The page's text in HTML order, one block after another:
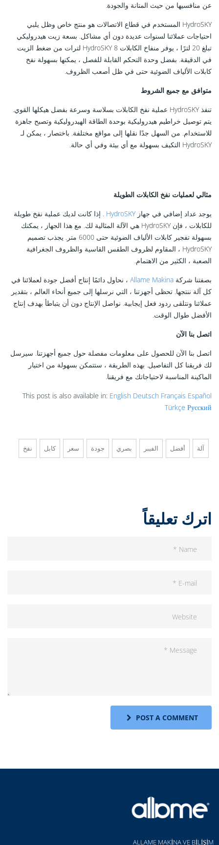
عن منافسيها من حيث المتانة والجودة.
HydroSKY المستخدم في قطاع الاتصالات هو منتج خاص وظل يلبي
احتياجات عملائنا لسنوات عديدة دون أي مشاكل. بسعة زيت هيدروليكي
تبلغ 20 لترًا ، يوفر منفاخ الكابلات HydroSKY 8 لترات من ضغط الزيت
في الدقيقة. بفضل وحدة التحكم القابلة للفصل ، يمكنها بسهولة نفخ
كابلات الألياف الضوئية حتى في ظل أصعب الظروف.
متوافق مع جميع الشروط
تنفذ HydroSKY عملية نفخ الكابلات بسلاسة وسرعة بفضل هيكلها القوي.
يتم توصيل خراطيم هيدروليكية بوحدة الطاقة الهيدروليكية وتصبح جاهزة
للاستخدام. من السهل جدًا نقلها إلى مواقع مختلفة. باختصار ، يمكن لـ
HydroSKY التكيف بسهولة مع أي بيئة وفي أي حالة.
مثالي لعمليات نفخ الكابلات الطويلة
يوجد عداد إضافي في جهازHydroSKY . إذا كانت لديك عملية نفخ طويلة
للكابلات ، فإن HydroSKY هي الآلة المثالية لك. مع هذا الجهاز ، يمكنك
بسهولة تفجير كابلات الألياف الضوئية حتى 6000 متر. يجذب تصميم
HydroSKY ، المقاوم لظروف الطقس القاسية والظروف الجغرافية
الصعبة ، الكثير من الاهتمام.
بصفتنا شركة Allame Makina ، نحاول دائمًا إنتاج أفضل جودة لعملائنا في
كل آلة ننتجها. تحظى أجهزتنا ، التي نرسلها إلى جميع أنحاء العالم ، بتقدير
عملائنا ونتلقى ردود فعل إيجابية. نواصل الإنتاج دون أن يتباطأ بهدف إنتاج
الأفضل طوال الوقت.
اتصل بنا الآن
اتصل بنا الآن للحصول على معلومات مفصلة حول جميع أجهزتنا. سيرسل
لك فريقنا كل التفاصيل. بهذه الطريقة ، ستتمكن بسهولة من اختيار
الماكينة المناسبة لاحتياجاتك مع فريقنا.
This post is also available in: English Deutsch Français Español
Türkçe Русский
آلة أفضل الفيبر بصري جودة سعر كابل نفخ
اترك تعليقاً
POST A COMMENT
ALLAME MAKİNA VE BİLİŞİM